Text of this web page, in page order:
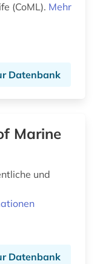
(CoML). Mehr
Datenbank
Marine
und
Datenbank